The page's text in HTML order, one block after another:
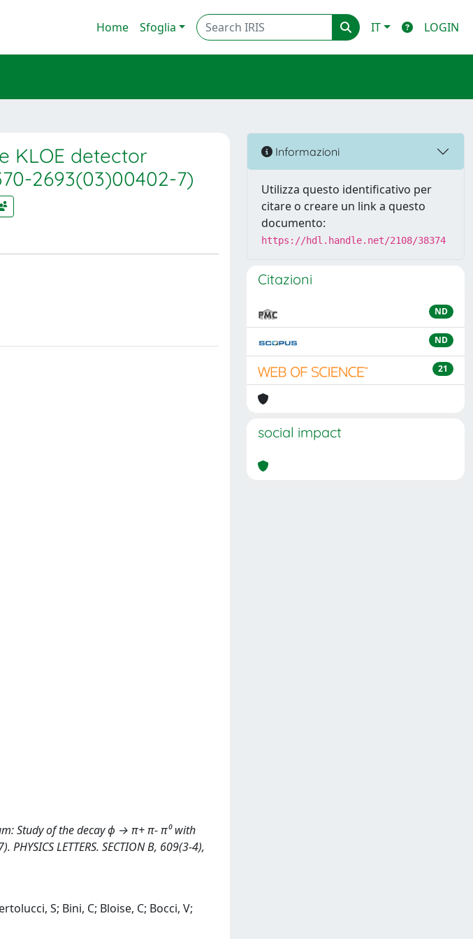
Home Sfoglia IT LOGIN
KLOE detector
2693(03)00402-7)
Study of the decay ϕ → π+ π- π⁰ with
LETTERS. SECTION B, 609(3-4),
S; Bini, C; Bloise, C; Bocci, V;
Informazioni
Utilizza questo identificativo per
citare o creare un link a questo
documento:
https://hdl.handle.net/2108/38374
Citazioni
ND
ND
21
social impact